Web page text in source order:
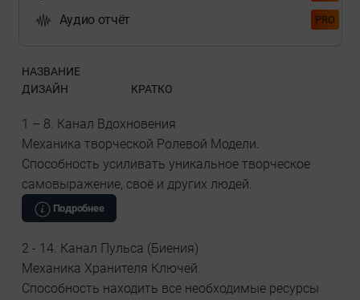
Аудио отчёт PRO
НАЗВАНИЕ
ДИЗАЙН
КРАТКО
1 – 8. Канал Вдохновения
Механика творческой Ролевой Модели.
Способность усиливать уникальное творческое
самовыражение, своё и других людей.
Подробнее
2 - 14. Канал Пульса (Биения)
Механика Хранителя Ключей.
Способность находить все необходимые ресурсы